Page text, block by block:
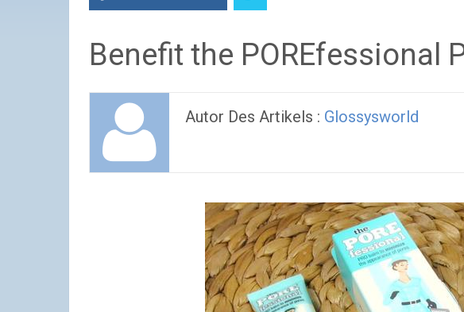
Benefit the POREfessional
Autor Des Artikels : Glossysworld